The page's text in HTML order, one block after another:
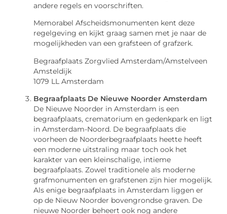
andere regels en voorschriften.
Memorabel Afscheidsmonumenten kent deze
regelgeving en kijkt graag samen met je naar de
mogelijkheden van een grafsteen of grafzerk.
Begraafplaats Zorgvlied Amsterdam/Amstelveen
Amsteldijk
1079 LL Amsterdam
Begraafplaats De Nieuwe Noorder Amsterdam
De Nieuwe Noorder in Amsterdam is een
begraafplaats, crematorium en gedenkpark en ligt
in Amsterdam-Noord. De begraafplaats die
voorheen de Noorderbegraafplaats heette heeft
een moderne uitstraling maar toch ook het
karakter van een kleinschalige, intieme
begraafplaats. Zowel traditionele als moderne
grafmonumenten en grafstenen zijn hier mogelijk.
Als enige begraafplaats in Amsterdam liggen er
op de Nieuw Noorder bovengrondse graven. De
nieuwe Noorder beheert ook nog andere